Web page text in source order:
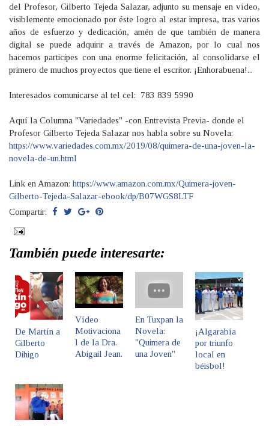
del Profesor, Gilberto Tejeda Salazar, adjunto su mensaje en vídeo,
visiblemente emocionado por éste logro al estar impresa, tras varios
años de esfuerzo y dedicación, amén de que también de manera
digital se puede adquirir a través de Amazon, por lo cual nos
hacemos participes con una enorme felicitación, al consolidarse el
primero de muchos proyectos que tiene el escritor. ¡Enhorabuena!...
Interesados comunicarse al tel cel: 783 839 5990
Aquí la Columna "Variedades" -con Entrevista Previa- donde el
Profesor Gilberto Tejeda Salazar nos habla sobre su Novela:
https://www.variedades.com.mx/2019/08/quimera-de-una-joven-la-
novela-de-un.html
Link en Amazon: https://www.amazon.com.mx/Quimera-joven-
Gilberto-Tejeda-Salazar-ebook/dp/B07WGS8LTF
Compartir:
También puede interesarte:
De Martín a
Gilberto
Dihigo
Vídeo
Motivaciona
l de la Dra.
Abigail Jean.
En Tuxpan la
Novela:
"Quimera de
una Joven"
¡Algarabía
por triunfo
local en
béisbol!